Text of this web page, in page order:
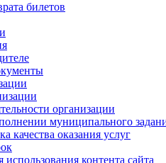
билетов
организации
муниципального
качества оказания услуг
контента сайта